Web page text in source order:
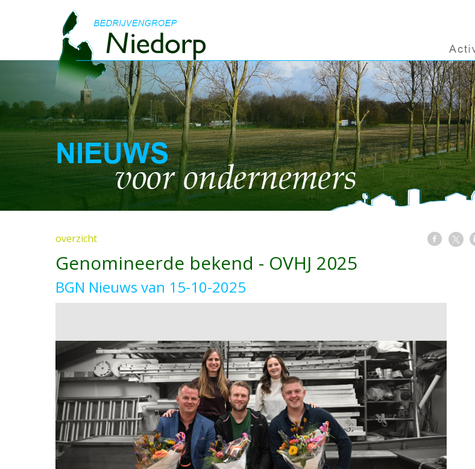
overzicht
Genomineerde bekend - OVHJ 2025
BGN Nieuws van 15-10-2025